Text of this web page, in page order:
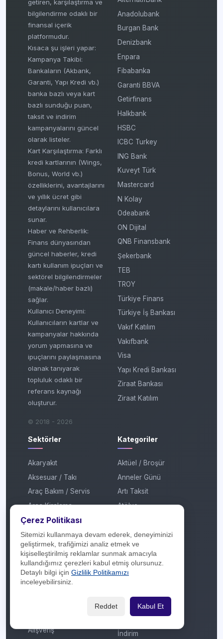
getiren, karşılaştırma ve
bilgilendirme odaklı bir
finansal içerik
platformudur.
Kısaca şu işleri yapar:
Kampanya Takibi:
Bankaların (Akbank,
Garanti, Yapı Kredi vb.)
banka bazlı veya kart
bazlı sunduğu puan,
taksit ve indirim
kampanyalarını güncel
olarak listeler.
Kart Karşılaştırma: Farklı
kredi kartlarının (Wings,
Bonus, World vb.)
özelliklerini, avantajlarını
ve yıllık ücret gibi
detaylarını kullanıcılara
sunar.
Haber ve Rehberlik:
Finans dünyasından
güncel haberler, kredi
kartı kullanım ipuçları ve
sektörel bilgilendirmeler
(makale/haber bazlı)
sağlar.
Kullanıcı Deneyimi:
Kullanıcıların kartlar ve
kampanyalar hakkında
yorum yapmasına ve
ipuçlarını paylaşmasına
olanak tanıyarak
topluluk odaklı bir
referans kaynağı
oluşturur.
© 2018 - 2026
Anadolubank
Burgan Bank
Denizbank
Enpara
Fibabanka
Garanti BBVA
Getirfinans
Halkbank
HSBC
ICBC Turkey
ING Bank
Kuveyt Türk
Mastercard
N Kolay
Odeabank
ON Dijital
QNB Finansbank
Şekerbank
TEB
TROY
Türkiye Finans
Türkiye İş Bankası
Vakıf Katılım
Vakıfbank
Visa
Yapı Kredi Bankası
Ziraat Bankası
Ziraat Katılım
Sektörler
Akaryakıt
Aksesuar / Takı
Araç Bakım / Servis
Araç Kiralama
AVM
Ayakkabı / Çanta
Banka / Finans
Beyaz Eşya / Kombi
Çiçekçilik
Alışveriş
Kategoriler
Aktüel / Broşür
Anneler Günü
Artı Taksit
Atölye
Çekiliş
Çekiliş Sonucu
Efsane Cuma
Festival
Hediye
İndirim
Çerez Politikası
Sitemizi kullanmaya devam ederek, deneyiminizi
geliştirmek, trafiğimizi analiz etmek ve
kişiselleştirilmiş reklamlar sunmak amacıyla
kullandığımız çerezleri kabul etmiş olursunuz.
Detaylı bilgi için Gizlilik Politikamızı
inceleyebilirsiniz.
Reddet Kabul Et